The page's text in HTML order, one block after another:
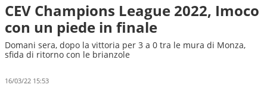
CEV Champions League 2022, Imoco
con un piede in finale
Domani sera, dopo la vittoria per 3 a 0 tra le mura di Monza,
sfida di ritorno con le brianzole
16/03/22 15:53